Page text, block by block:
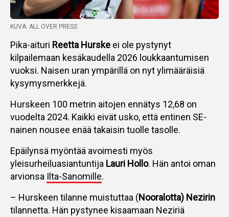
KUVA: ALL OVER PRESS
Pika-aituri Reetta Hurske ei ole pystynyt
kilpailemaan kesäkaudella 2026 loukkaantumisen
vuoksi. Naisen uran ympärillä on nyt ylimääräisiä
kysymysmerkkejä.
Hurskeen 100 metrin aitojen ennätys 12,68 on
vuodelta 2024. Kaikki eivät usko, että entinen SE-
nainen nousee enää takaisin tuolle tasolle.
Epäilynsä myöntää avoimesti myös
yleisurheiluasiantuntija Lauri Hollo. Hän antoi oman
arvionsa Ilta-Sanomille.
– Hurskeen tilanne muistuttaa (Nooralotta) Nezirin
tilannetta. Hän pystynee kisaamaan Neziriä